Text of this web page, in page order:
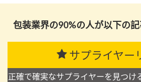
包装業界の90%の人が以下の
サプライヤー
正確で確実なサプライヤーを見つけ